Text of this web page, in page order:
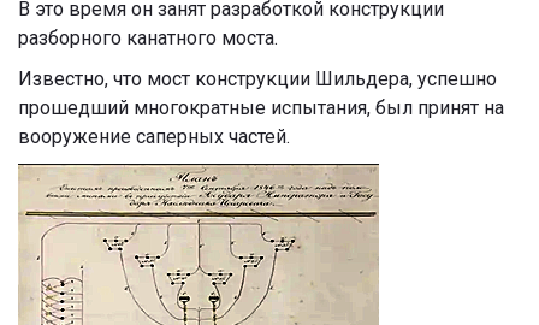
В это время он занят разработкой конструкции
разборного канатного моста.
Известно, что мост конструкции Шильдера, успешно
прошедший многократные испытания, был принят на
вооружение саперных частей.